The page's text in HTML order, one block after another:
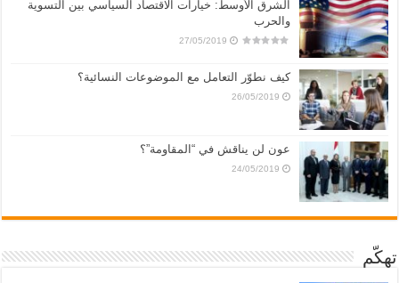
الشرق الأوسط: خيارات الاقتصاد السياسي بين التسوية
والحرب
27/05/2019
كيف نطوّر التعامل مع الموضوعات النسائية؟
26/05/2019
عون لن يناقش في “المقاومة”؟
24/05/2019
تهكّم